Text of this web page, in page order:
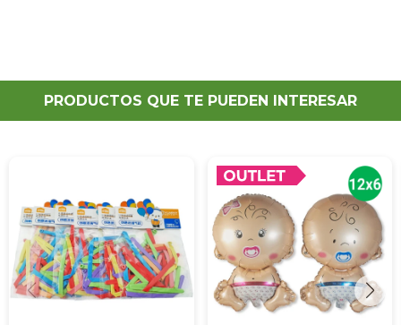
PRODUCTOS QUE TE PUEDEN INTERESAR